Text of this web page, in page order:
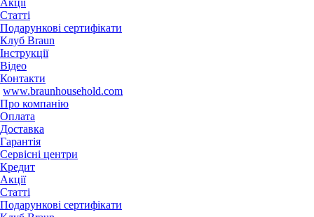
Акції
Статті
Подарункові сертифікати
Клуб Braun
Iнструкції
Відео
Контакти
www.braunhousehold.com
Про компанію
Оплата
Доставка
Гарантія
Сервісні центри
Кредит
Акції
Статті
Подарункові сертифікати